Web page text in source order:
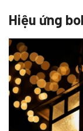
Hiệu ứng